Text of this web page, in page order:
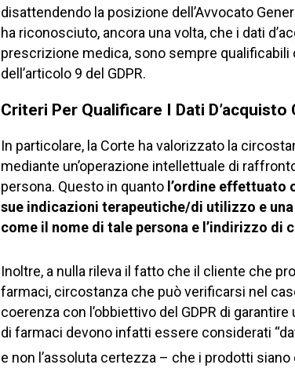
disattendendo la posizione dell’Avvocato
ha riconosciuto, ancora una volta, che i dati
prescrizione medica, sono sempre qualificabili
dell’articolo 9 del GDPR.
Criteri Per Qualificare I Dati D’acquisto
In particolare, la Corte ha valorizzato la
mediante un’operazione intellettuale di
persona. Questo in quanto l’ordine effettuato
sue indicazioni terapeutiche/di utilizzo e
come il nome di tale persona e l’indirizzo di
Inoltre, a nulla rileva il fatto che il cliente che
farmaci, circostanza che può verificarsi nel
coerenza con l’obbiettivo del GDPR di
di farmaci devono infatti essere considerati
e non l’assoluta certezza – che i prodotti siano